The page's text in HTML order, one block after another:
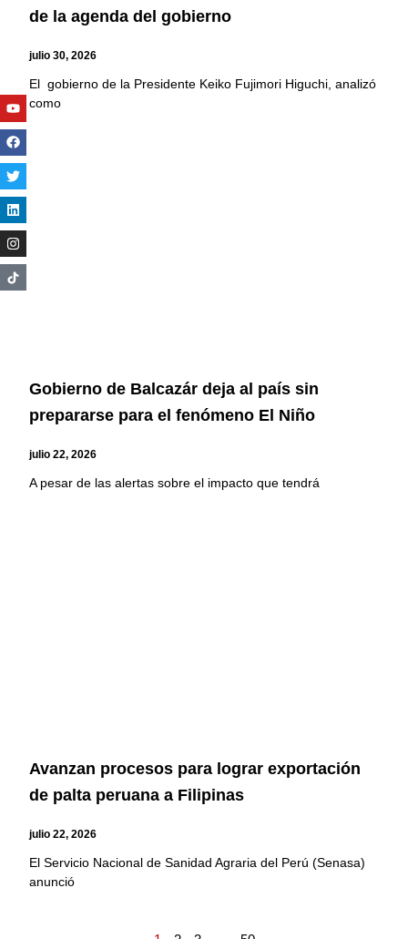
de la agenda del gobierno
julio 30, 2026
El gobierno de la Presidente Keiko Fujimori Higuchi, analizó
como
Gobierno de Balcazár deja al país sin
prepararse para el fenómeno El Niño
julio 22, 2026
A pesar de las alertas sobre el impacto que tendrá
Avanzan procesos para lograr exportación
de palta peruana a Filipinas
julio 22, 2026
El Servicio Nacional de Sanidad Agraria del Perú (Senasa)
anunció
Youtube
Facebook
Twitter
Linkedin
Instagram